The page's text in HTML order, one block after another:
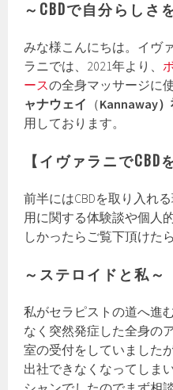
～CBDで自分らしさ
みな様こんにちは。イヴ
ラニでは、2021年より、
ースの全身マッサージに
ャナウェイ （Kannaway
用しております。
【イヴァラニでCBD
前半にはCBDを取り入れ
用に関する体験談や個人
しかったらご覧下頂けた
～ステロイドと私～
私がセラピストの道へ進
なく突然発症した全身の
室の受付をしていました
出社できなくなってしま